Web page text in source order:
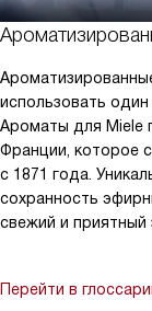
использовать
Ароматы для Miele
Франции, которое
с 1871 года.
сохранность
свежий и приятный
Перейти в